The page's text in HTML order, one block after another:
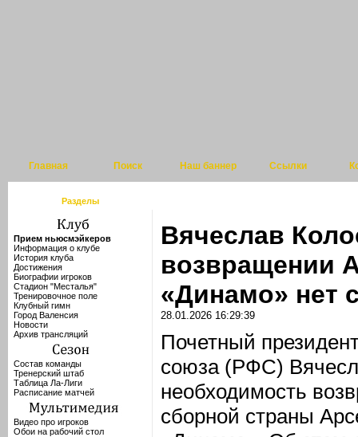
Главная Поиск Наш баннер Ссылки
Разделы
Прием ньюсмэйкеров
Информация о клубе
История клуба
Достижения
Биографии игроков
Стадион "Месталья"
Тренировочное поле
Клубный гимн
Город Валенсия
Новости
Архив трансляций
Состав команды
Тренерский штаб
Таблица Ла-Лиги
Расписание матчей
Видео про игроков
Обои на рабочий стол
Вячеслав
возвращении
«Динамо» нет
28.01.2026 16:29:39
Почетный
союза (РФС)
необходимость
сборной страны